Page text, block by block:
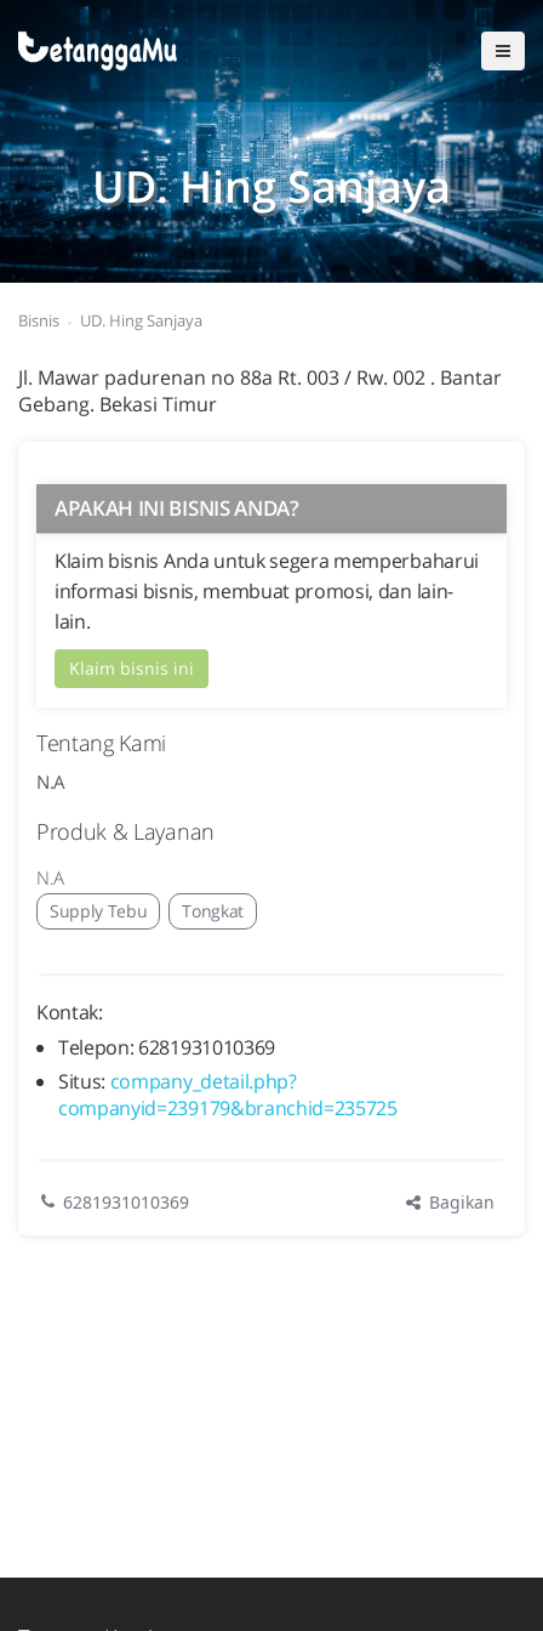
UD. Hing Sanjaya
Bisnis UD. Hing Sanjaya
Jl. Mawar padurenan no 88a Rt. 003 / Rw. 002 . Bantar
Gebang. Bekasi Timur
APAKAH INI BISNIS ANDA?
Klaim bisnis Anda untuk segera memperbaharui
informasi bisnis, membuat promosi, dan lain-
lain.
Klaim bisnis ini
Tentang Kami
N.A
Produk & Layanan
N.A
Supply Tebu Tongkat
Kontak:
Telepon: 6281931010369
Situs: company_detail.php?
companyid=239179&branchid=235725
6281931010369 Bagikan